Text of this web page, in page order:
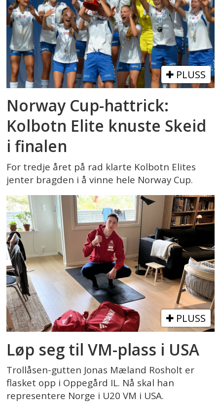
PLUSS
Norway Cup-hattrick:
Kolbotn Elite knuste Skeid
i finalen
For tredje året på rad klarte Kolbotn Elites
jenter bragden i å vinne hele Norway Cup.
PLUSS
Løp seg til VM-plass i USA
Trollåsen-gutten Jonas Mæland Rosholt er
flasket opp i Oppegård IL. Nå skal han
representere Norge i U20 VM i USA.